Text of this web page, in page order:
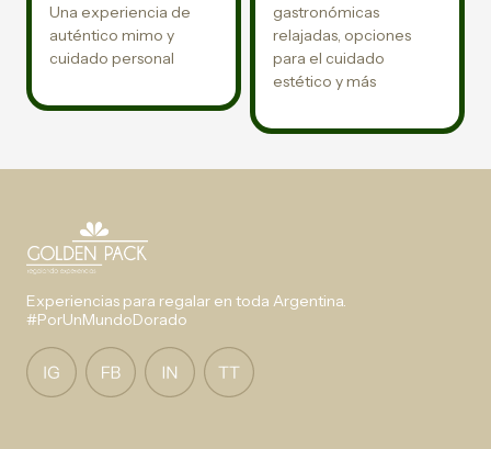
Una experiencia de
auténtico mimo y
cuidado personal
gastronómicas
relajadas, opciones
para el cuidado
estético y más
Experiencias para regalar en toda Argentina.
#PorUnMundoDorado